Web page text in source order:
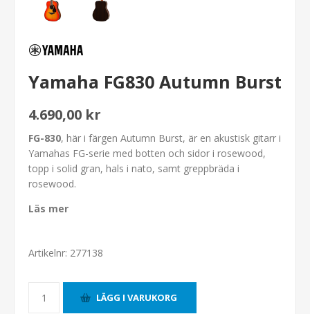
Yamaha FG830 Autumn Burst
4.690,00 kr
FG-830, här i färgen Autumn Burst, är en akustisk gitarr i
Yamahas FG-serie med botten och sidor i rosewood,
topp i solid gran, hals i nato, samt greppbräda i
rosewood.
Läs mer
Artikelnr: 277138